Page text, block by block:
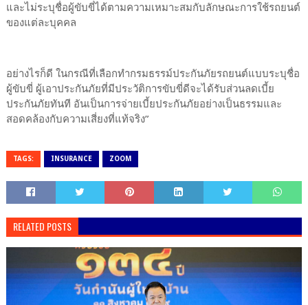
และไม่ระบุชื่อผู้ขับขี่ได้ตามความเหมาะสมกับลักษณะการใช้รถยนต์
ของแต่ละบุคคล
อย่างไรก็ดี ในกรณีที่เลือกทำกรมธรรม์ประกันภัยรถยนต์แบบระบุชื่อ
ผู้ขับขี่ ผู้เอาประกันภัยที่มีประวัติการขับขี่ดีจะได้รับส่วนลดเบี้ย
ประกันภัยทันที อันเป็นการจ่ายเบี้ยประกันภัยอย่างเป็นธรรมและ
สอดคล้องกับความเสี่ยงที่แท้จริง”
TAGS: INSURANCE ZOOM
RELATED POSTS